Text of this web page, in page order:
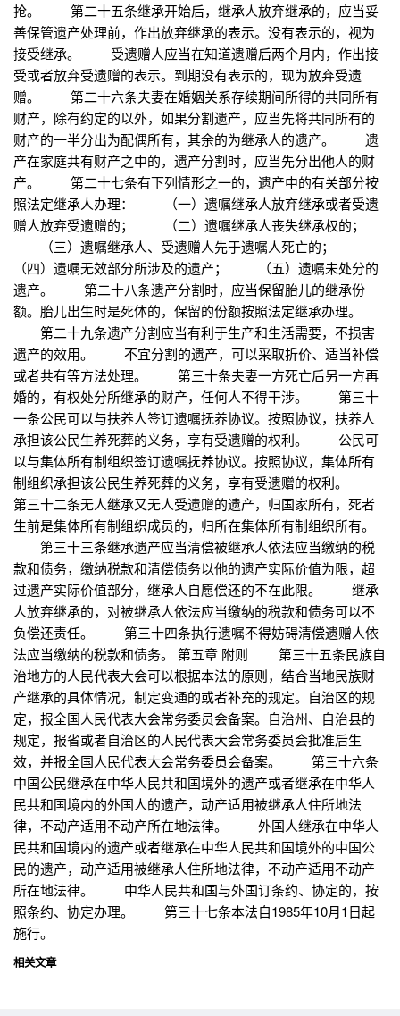
抢。 第二十五条继承开始后，继承人放弃继承的，应当妥
善保管遗产处理前，作出放弃继承的表示。没有表示的，视为
接受继承。 受遗赠人应当在知道遗赠后两个月内，作出接
受或者放弃受遗赠的表示。到期没有表示的，现为放弃受遗
赠。 第二十六条夫妻在婚姻关系存续期间所得的共同所有
财产，除有约定的以外，如果分割遗产，应当先将共同所有的
财产的一半分出为配偶所有，其余的为继承人的遗产。 遗
产在家庭共有财产之中的，遗产分割时，应当先分出他人的财
产。 第二十七条有下列情形之一的，遗产中的有关部分按
照法定继承人办理： （一）遗嘱继承人放弃继承或者受遗
赠人放弃受遗赠的； （二）遗嘱继承人丧失继承权的；
（三）遗嘱继承人、受遗赠人先于遗嘱人死亡的；
（四）遗嘱无效部分所涉及的遗产； （五）遗嘱未处分的
遗产。 第二十八条遗产分割时，应当保留胎儿的继承份
额。胎儿出生时是死体的，保留的份额按照法定继承办理。
第二十九条遗产分割应当有利于生产和生活需要，不损害
遗产的效用。 不宜分割的遗产，可以采取折价、适当补偿
或者共有等方法处理。 第三十条夫妻一方死亡后另一方再
婚的，有权处分所继承的财产，任何人不得干涉。 第三十
一条公民可以与扶养人签订遗嘱抚养协议。按照协议，扶养人
承担该公民生养死葬的义务，享有受遗赠的权利。 公民可
以与集体所有制组织签订遗嘱抚养协议。按照协议，集体所有
制组织承担该公民生养死葬的义务，享有受遗赠的权利。
第三十二条无人继承又无人受遗赠的遗产，归国家所有，死者
生前是集体所有制组织成员的，归所在集体所有制组织所有。
第三十三条继承遗产应当清偿被继承人依法应当缴纳的税
款和债务，缴纳税款和清偿债务以他的遗产实际价值为限，超
过遗产实际价值部分，继承人自愿偿还的不在此限。 继承
人放弃继承的，对被继承人依法应当缴纳的税款和债务可以不
负偿还责任。 第三十四条执行遗嘱不得妨碍清偿遗赠人依
法应当缴纳的税款和债务。 第五章 附则 第三十五条民族自
治地方的人民代表大会可以根据本法的原则，结合当地民族财
产继承的具体情况，制定变通的或者补充的规定。自治区的规
定，报全国人民代表大会常务委员会备案。自治州、自治县的
规定，报省或者自治区的人民代表大会常务委员会批准后生
效，并报全国人民代表大会常务委员会备案。 第三十六条
中国公民继承在中华人民共和国境外的遗产或者继承在中华人
民共和国境内的外国人的遗产，动产适用被继承人住所地法
律，不动产适用不动产所在地法律。 外国人继承在中华人
民共和国境内的遗产或者继承在中华人民共和国境外的中国公
民的遗产，动产适用被继承人住所地法律，不动产适用不动产
所在地法律。 中华人民共和国与外国订条约、协定的，按
照条约、协定办理。 第三十七条本法自1985年10月1日起
施行。
相关文章